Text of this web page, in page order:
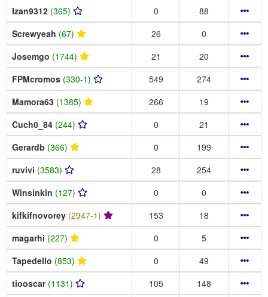
Izan9312 (365) 0
88
Screwyeah (67) 26
0
Josemgo (1744) 21
20
FPMcromos (330-1) 549
274
Mamora63 (1385) 266
19
Cuch0_84 (244) 0
21
Gerardb (366) 0
199
ruvivi (3583) 28
254
Winsinkin (127) 0
0
kifkifnovorey (2947-1) 153
18
magarhi (227) 0
5
Tapedello (853) 0
49
tiooscar (1131) 105
148